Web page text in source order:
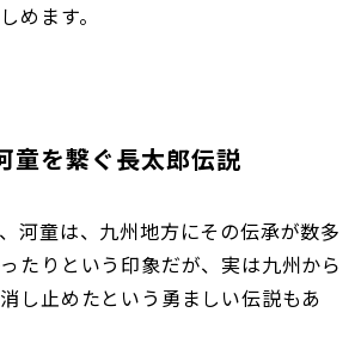
めます。
童を繋ぐ長太郎伝説
河童は、九州地方にその伝承が数多
たりという印象だが、実は九州から
し止めたという勇ましい伝説もあ